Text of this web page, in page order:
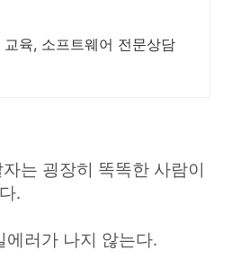
육, 소프트웨어 전문상담
는 굉장히 똑똑한 사람이
.
러가 나지 않는다.